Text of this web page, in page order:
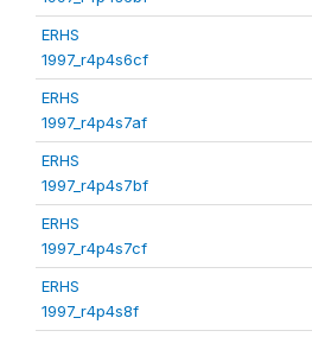
ERHS
1997_r4p4s6cf
ERHS
1997_r4p4s7af
ERHS
1997_r4p4s7bf
ERHS
1997_r4p4s7cf
ERHS
1997_r4p4s8f